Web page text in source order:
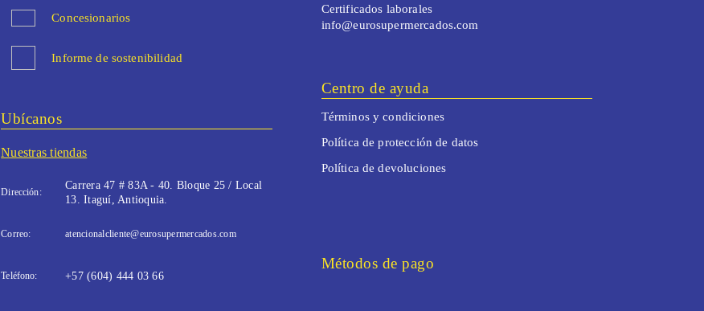
Concesionarios
Informe de sostenibilidad
Ubícanos
Nuestras tiendas
Dirección:
Carrera 47 # 83A - 40. Bloque 25 / Local
13. Itaguí, Antioquia.
Correo: atencionalcliente@eurosupermercados.com
Teléfono: +57 (604) 444 03 66
Certificados laborales
info@eurosupermercados.com
Centro de ayuda
Términos y condiciones
Política de protección de datos
Política de devoluciones
Métodos de pago